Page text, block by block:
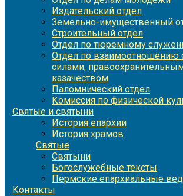
Издательский отдел
Земельно-имущественный
Строительный отдел
Отдел по тюремному
Отдел по
силами,
казачеством
Паломнический отдел
Комиссия по физической
Святые и святыни
История епархии
История храмов
Святые
Святыни
Богослужебные тексты
Пермские епархиальные
Контакты